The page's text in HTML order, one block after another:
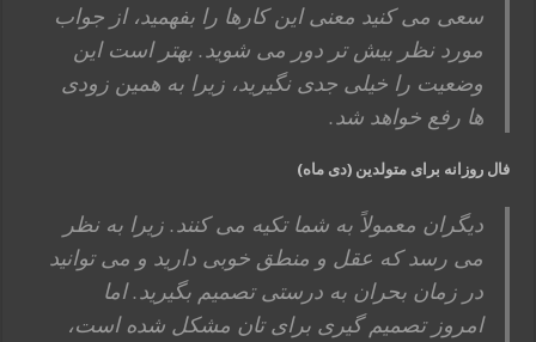
سعی می کنید معنی این کارها را بفهمید، از جواب
مورد نظر بیش تر دور می شوید. بهتر است این
وضعیت را خیلی جدی نگیرید، زیرا به همین زودی
ها رفع خواهد شد.
فال روزانه برای متولدین (دی ماه)
دیگران معمولاً به شما تکیه می کنند. زیرا به نظر
می رسد که عقل و منطق خوبی دارید و می توانید
در زمان بحران به درستی تصمیم بگیرید. اما
امروز تصمیم گیری برای تان مشکل شده است،